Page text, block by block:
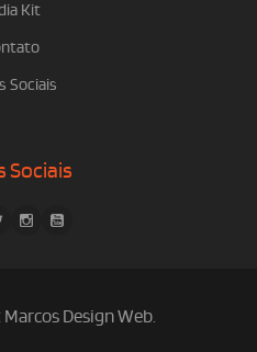
Kit
Sociais
Sociais
Marcos Design Web.